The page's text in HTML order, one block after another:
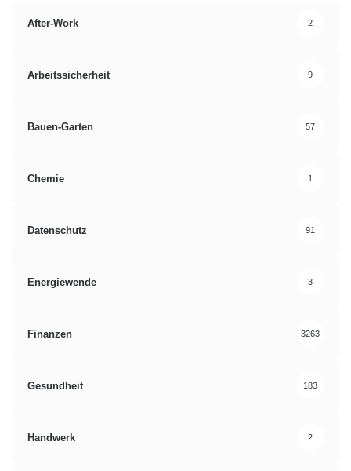
After-Work 2
Arbeitssicherheit 9
Bauen-Garten 57
Chemie 1
Datenschutz 91
Energiewende 3
Finanzen 3263
Gesundheit 183
Handwerk 2